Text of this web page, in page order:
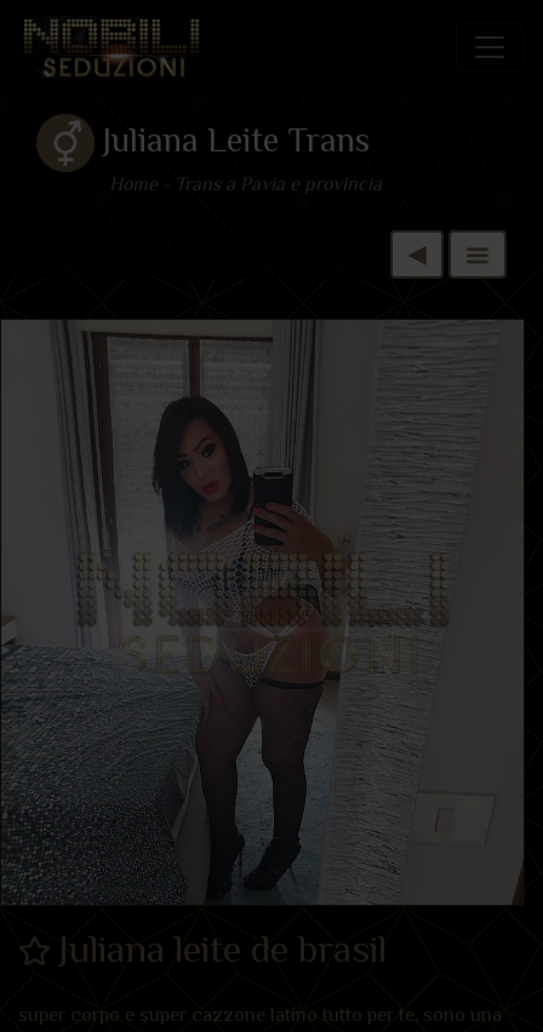
Juliana Leite Trans
Home Trans a Pavia e provincia
Juliana leite de brasil
super corpo e super cazzone latino tutto per te, sono una